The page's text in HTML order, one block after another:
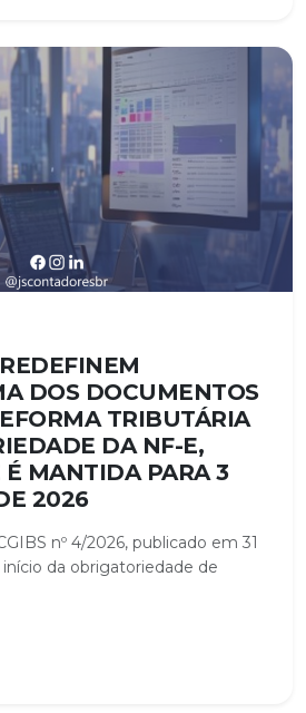
DOS DOCUMENTOS
TRIBUTÁRIA
DA NF-E,
É MANTIDA PARA 3
2026
nº 4/2026, publicado em 31
da obrigatoriedade de